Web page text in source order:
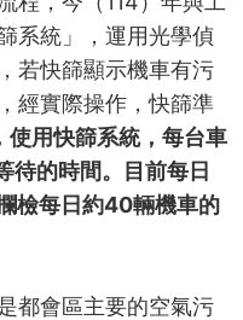
系統」，運用光學偵
若快篩顯示機車有污
經實際操作，快篩準
使用快篩系統，每台車
待的時間。目前每日
檢每日約40輛機車的
都會區主要的空氣污